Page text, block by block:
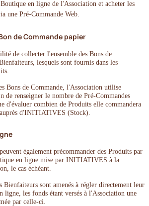
en ligne de l'Association et acheter les
une Pré-Commande Web.
de Commande papier
de collecter l'ensemble des Bons de
lesquels sont fournis dans les
Bons de Commande, l'Association utilise
de renseigner le nombre de Pré-Commandes
d'évaluer combien de Produits elle commandera
d'INITIATIVES (Stock).
également précommander des Produits par
en ligne mise par INITIATIVES à la
le cas échéant.
Bienfaiteurs sont amenés à régler directement leur
ligne, les fonds étant versés à l'Association une
par celle-ci.